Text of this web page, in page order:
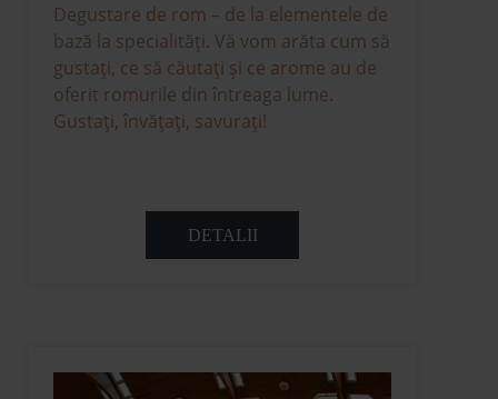
Degustare de rom – de la elementele de
bază la specialități. Vă vom arăta cum să
gustați, ce să căutați și ce arome au de
oferit romurile din întreaga lume.
Gustați, învățați, savurați!
DETALII